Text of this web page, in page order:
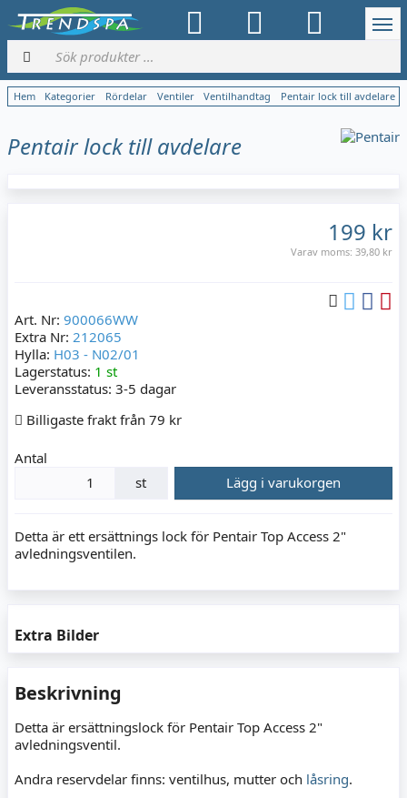
Hem Kategorier Rördelar Ventiler Ventilhandtag Pentair lock till avdelare
Pentair lock till avdelare
199 kr
Varav moms: 39,80 kr
Art. Nr: 900066WW
Extra Nr: 212065
Hylla: H03 - N02/01
Lagerstatus: 1 st
Leveransstatus: 3-5 dagar
Billigaste frakt från 79 kr
Antal
st
Lägg i varukorgen
Detta är ett ersättnings lock för Pentair Top Access 2"
avledningsventilen.
Extra Bilder
Beskrivning
Detta är ersättningslock för Pentair Top Access 2"
avledningsventil.
Andra reservdelar finns: ventilhus, mutter och låsring.